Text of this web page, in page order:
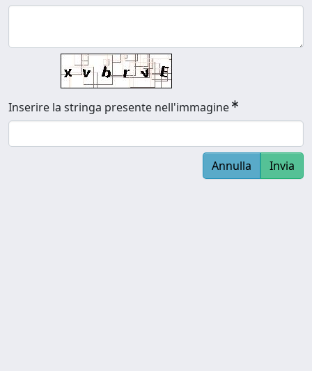
Inserire la stringa presente nell'immagine
Annulla Invia